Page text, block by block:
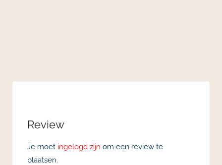
Review
Je moet ingelogd zijn om een review te
plaatsen.